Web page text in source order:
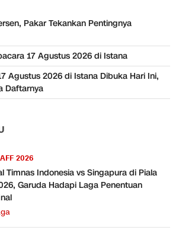
Pakar Tekankan Pentingnya
17 Agustus 2026 di Istana
Agustus 2026 di Istana Dibuka Hari Ini,
Daftarnya
2026
Timnas Indonesia vs Singapura di Piala
Garuda Hadapi Laga Penentuan